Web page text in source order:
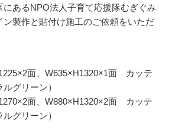
あるNPO法人子育て応援隊むぎぐみ
製作と貼付け施工のご依頼をいただ
面、W635×H1320×1面 カッテ
グリーン）
面、W880×H1320×2面 カッテ
グリーン）